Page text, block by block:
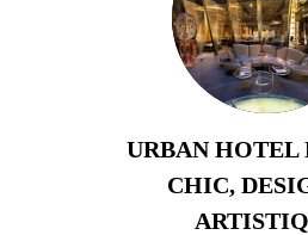
URBAN HOTEL
CHIC,